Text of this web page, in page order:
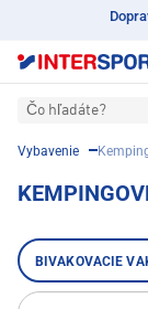
Čo hľadáte?
Vybavenie
BIVAKOVACIE